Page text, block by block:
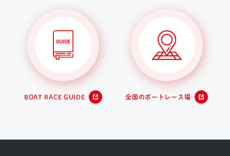
BOAT RACE GUIDE 全国のボートレース場